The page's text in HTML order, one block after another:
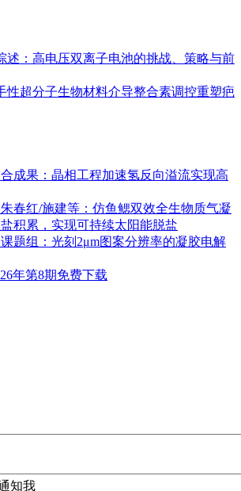
述：高电压双离子电池的挑战、策略与前
性超分子生物材料介导整合素调控重塑疤
成果：晶相工程加速氢反向溢流实现高
春红/施建等：仿鱼鳃双效全生物质气凝
积累，实现可持续太阳能脱盐
题组：光刻2μm图案分辨率的凝胶电解
年第8期免费下载
知我